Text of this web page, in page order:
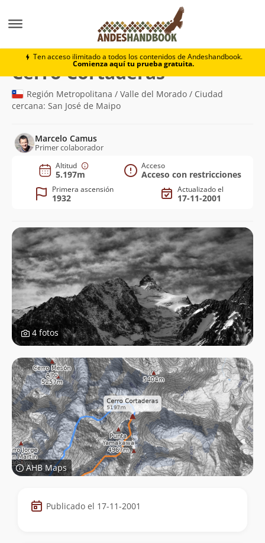
Ten acceso ilimitado a todos los contenidos de Andeshandbook.
Comienza aquí tu prueba gratuita.
Cerro Cortaderas
Cerro Cortaderas(5.197m)
Región Metropolitana / Valle del Morado / Ciudad
cercana: San José de Maipo
Marcelo Camus
Primer colaborador
Altitud
5.197m
Acceso
Acceso con restricciones
Primera ascensión
1932
Actualizado el
17-11-2001
4 fotos
AHB Maps
Datos
de
Publicado el 17-11-2001